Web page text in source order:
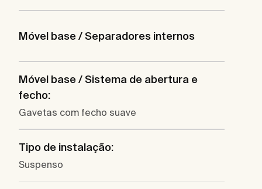
Móvel base / Separadores internos
Móvel base / Sistema de abertura e
fecho:
Gavetas com fecho suave
Tipo de instalação:
Suspenso